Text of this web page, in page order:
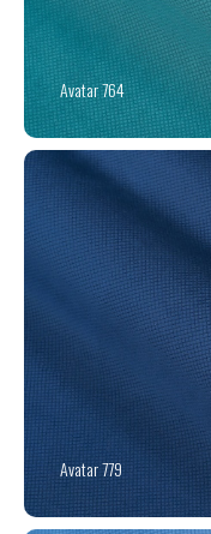
Avatar 764
Avatar 779